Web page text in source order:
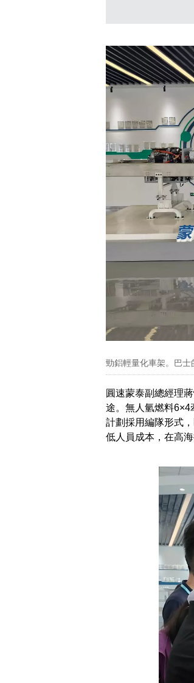
勁鋁輕量化車架。巴士
圓速蒙泰副總經理
途。無人氫燃料6×4
計劃採用編隊形式
低人員成本，在高